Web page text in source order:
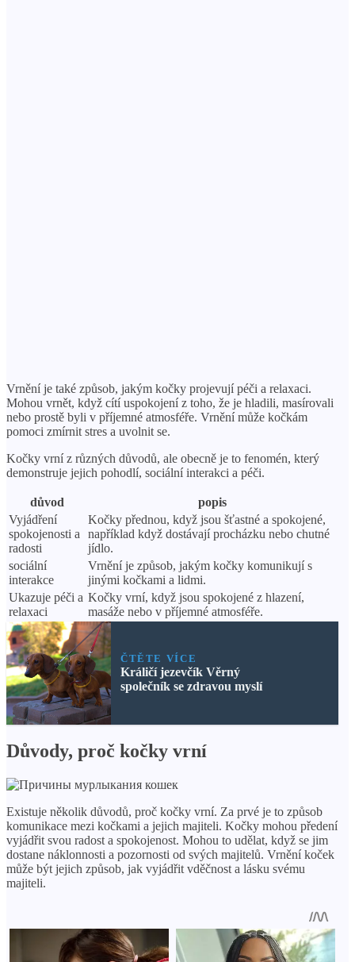
Vrnění je také způsob, jakým kočky projevují péči a relaxaci.
Mohou vrnět, když cítí uspokojení z toho, že je hladili, masírovali
nebo prostě byli v příjemné atmosféře. Vrnění může kočkám
pomoci zmírnit stres a uvolnit se.
Kočky vrní z různých důvodů, ale obecně je to fenomén, který
demonstruje jejich pohodlí, sociální interakci a péči.
důvod
popis
Vyjádření
spokojenosti a
radosti
Kočky přednou, když jsou šťastné a spokojené,
například když dostávají procházku nebo chutné
jídlo.
sociální
interakce
Vrnění je způsob, jakým kočky komunikují s
jinými kočkami a lidmi.
Ukazuje péči a
relaxaci
Kočky vrní, když jsou spokojené z hlazení,
masáže nebo v příjemné atmosféře.
ČTĚTE VÍCE
Králičí jezevčík Věrný
společník se zdravou myslí
Důvody, proč kočky vrní
Existuje několik důvodů, proč kočky vrní. Za prvé je to způsob
komunikace mezi kočkami a jejich majiteli. Kočky mohou předení
vyjádřit svou radost a spokojenost. Mohou to udělat, když se jim
dostane náklonnosti a pozornosti od svých majitelů. Vrnění koček
může být jejich způsob, jak vyjádřit vděčnost a lásku svému
majiteli.